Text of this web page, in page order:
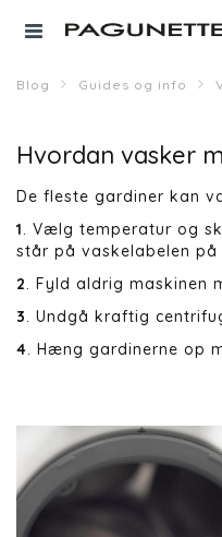
Blog Guides og info
Hvordan vasker
De fleste gardiner kan
1. Vælg temperatur og
står på vaskelabelen på
2. Fyld aldrig maskinen
3. Undgå kraftig
4. Hæng gardinerne op